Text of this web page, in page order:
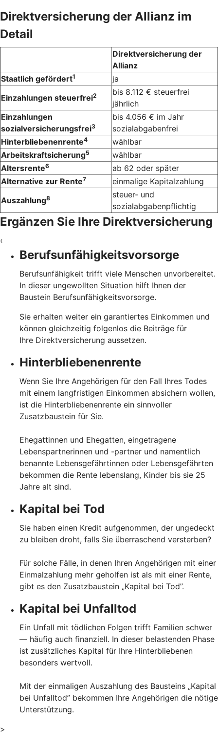
Direktversicherung der Allianz im
Detail
Direktversicherung der
Allianz
Staatlich gefördert1
ja
Einzahlungen steuerfrei2
bis 8.112 € steuerfrei
jährlich
Einzahlungen
sozialversicherungsfrei3
bis 4.056 € im Jahr
sozialabgabenfrei
Hinterbliebenenrente4
wählbar
Arbeitskraftsicherung5
wählbar
Altersrente6
ab 62 oder später
Alternative zur Rente7
einmalige Kapitalzahlung
Auszahlung8
steuer- und
sozialabgabenpflichtig
Ergänzen Sie Ihre Direktversicherung
‹
Berufsunfähigkeitsvorsorge
Berufsunfähigkeit trifft viele Menschen unvorbereitet.
In dieser ungewollten Situation hilft Ihnen der
Baustein Berufsunfähigkeitsvorsorge.
Sie erhalten weiter ein garantiertes Einkommen und
können gleichzeitig folgenlos die Beiträge für
Ihre Direktversicherung aussetzen.
Hinterbliebenenrente
Wenn Sie Ihre Angehörigen für den Fall Ihres Todes
mit einem langfristigen Einkommen absichern wollen,
ist die Hinterbliebenenrente ein sinnvoller
Zusatzbaustein für Sie.
Ehegattinnen und Ehegatten, eingetragene
Lebenspartnerinnen und -partner und namentlich
benannte Lebensgefährtinnen oder Lebensgefährten
bekommen die Rente lebenslang, Kinder bis sie 25
Jahre alt sind.
Kapital bei Tod
Sie haben einen Kredit aufgenommen, der ungedeckt
zu bleiben droht, falls Sie überraschend versterben?
Für solche Fälle, in denen Ihren Angehörigen mit einer
Einmalzahlung mehr geholfen ist als mit einer Rente,
gibt es den Zusatzbaustein „Kapital bei Tod”.
Kapital bei Unfalltod
Ein Unfall mit tödlichen Folgen trifft Familien schwer
— häufig auch finanziell. In dieser belastenden Phase
ist zusätzliches Kapital für Ihre Hinterbliebenen
besonders wertvoll.
Mit der einmaligen Auszahlung des Bausteins „Kapital
bei Unfalltod” bekommen Ihre Angehörigen die nötige
Unterstützung.
>